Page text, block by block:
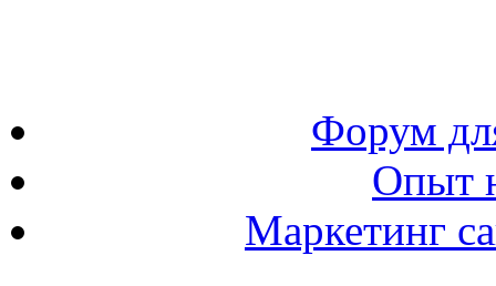
Форум
Опыт
Маркетинг